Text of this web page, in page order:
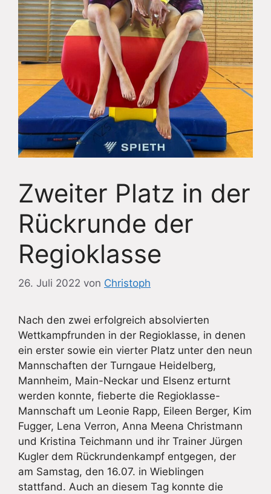
Zweiter Platz in der
Rückrunde der
Regioklasse
26. Juli 2022 von Christoph
Nach den zwei erfolgreich absolvierten
Wettkampfrunden in der Regioklasse, in denen
ein erster sowie ein vierter Platz unter den neun
Mannschaften der Turngaue Heidelberg,
Mannheim, Main-Neckar und Elsenz erturnt
werden konnte, fieberte die Regioklasse-
Mannschaft um Leonie Rapp, Eileen Berger, Kim
Fugger, Lena Verron, Anna Meena Christmann
und Kristina Teichmann und ihr Trainer Jürgen
Kugler dem Rückrundenkampf entgegen, der
am Samstag, den 16.07. in Wieblingen
stattfand. Auch an diesem Tag konnte die